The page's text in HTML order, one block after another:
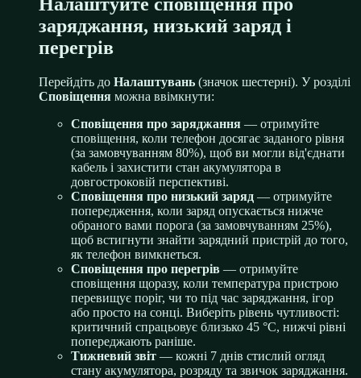
заряджання, низький заряд і
перегрів
Перейдіть до Налаштувань (значок шестерні). У розділі
Сповіщення можна ввімкнути:
Сповіщення про заряджання — отримуйте
сповіщення, коли телефон досягає заданого рівня
(за замовчуванням 80%), щоб ви могли від'єднати
кабель і захистити стан акумулятора в
довгостроковій перспективі.
Сповіщення про низький заряд — отримуйте
попередження, коли заряд опускається нижче
обраного вами порога (за замовчуванням 25%),
щоб встигнути знайти зарядний пристрій до того,
як телефон вимкнеться.
Сповіщення про перегрів — отримуйте
сповіщення щоразу, коли температура пристрою
перевищує поріг, чи то під час заряджання, ігор
або просто на сонці. Виберіть рівень чутливості:
критичний спрацьовує близько 45 °C, нижчі рівні
попереджають раніше.
Тижневий звіт — кожні 7 днів стислий огляд
стану акумулятора, розряду та звичок заряджання.